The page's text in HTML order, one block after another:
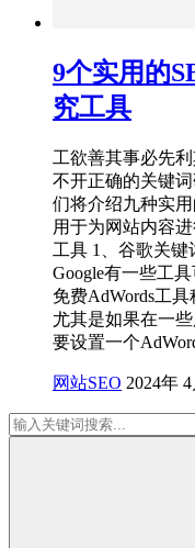
9个实用的
究工具
工欲善其事必先
不开正确的关键
们将介绍九种实
用于为网站内容
工具 1、谷歌关键
Google有一些工
免费AdWords工具
尤其是如果在一
要设置一个
网站SEO 2024年 4